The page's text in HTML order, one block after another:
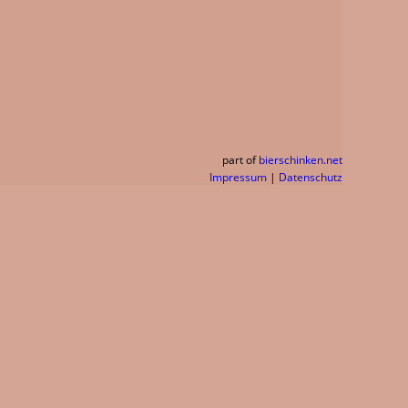
part of bierschinken.net
Impressum | Datenschutz